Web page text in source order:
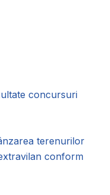
concursuri
terenurilor
conform